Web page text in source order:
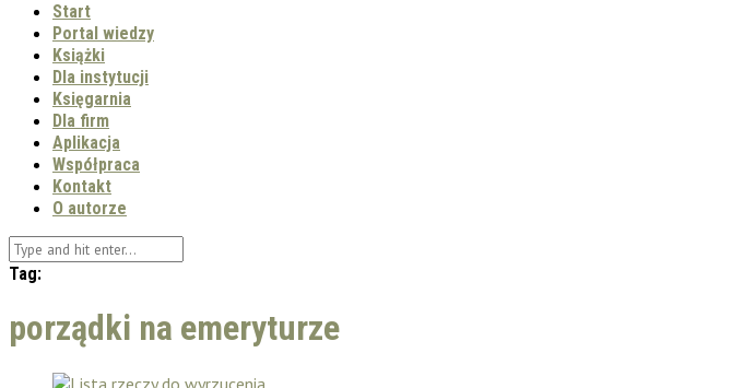
Start
Portal wiedzy
Książki
Dla instytucji
Księgarnia
Dla firm
Aplikacja
Współpraca
Kontakt
O autorze
Tag:
porządki na emeryturze